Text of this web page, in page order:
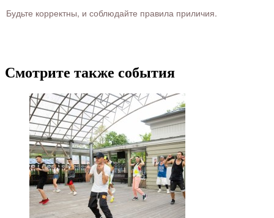
Будьте корректны, и соблюдайте правила приличия.
Смотрите также события